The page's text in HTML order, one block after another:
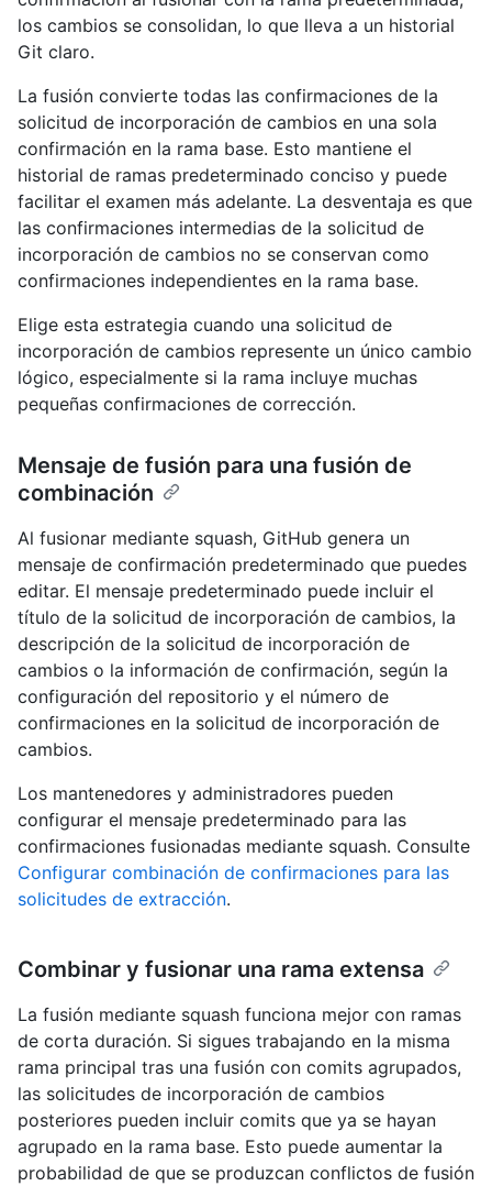
los cambios se consolidan, lo que lleva a un historial
Git claro.
La fusión convierte todas las confirmaciones de la
solicitud de incorporación de cambios en una sola
confirmación en la rama base. Esto mantiene el
historial de ramas predeterminado conciso y puede
facilitar el examen más adelante. La desventaja es que
las confirmaciones intermedias de la solicitud de
incorporación de cambios no se conservan como
confirmaciones independientes en la rama base.
Elige esta estrategia cuando una solicitud de
incorporación de cambios represente un único cambio
lógico, especialmente si la rama incluye muchas
pequeñas confirmaciones de corrección.
Mensaje de fusión para una fusión de
combinación
Al fusionar mediante squash, GitHub genera un
mensaje de confirmación predeterminado que puedes
editar. El mensaje predeterminado puede incluir el
título de la solicitud de incorporación de cambios, la
descripción de la solicitud de incorporación de
cambios o la información de confirmación, según la
configuración del repositorio y el número de
confirmaciones en la solicitud de incorporación de
cambios.
Los mantenedores y administradores pueden
configurar el mensaje predeterminado para las
confirmaciones fusionadas mediante squash. Consulte
Configurar combinación de confirmaciones para las
solicitudes de extracción.
Combinar y fusionar una rama extensa
La fusión mediante squash funciona mejor con ramas
de corta duración. Si sigues trabajando en la misma
rama principal tras una fusión con comits agrupados,
las solicitudes de incorporación de cambios
posteriores pueden incluir comits que ya se hayan
agrupado en la rama base. Esto puede aumentar la
probabilidad de que se produzcan conflictos de fusión